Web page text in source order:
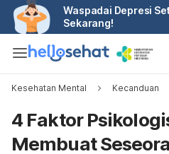
Waspadai Depresi
Sekarang!
Kesehatan Mental Kecanduan
4 Faktor
Membuat